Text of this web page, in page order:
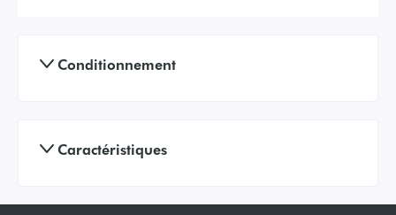
Conditionnement
Caractéristiques